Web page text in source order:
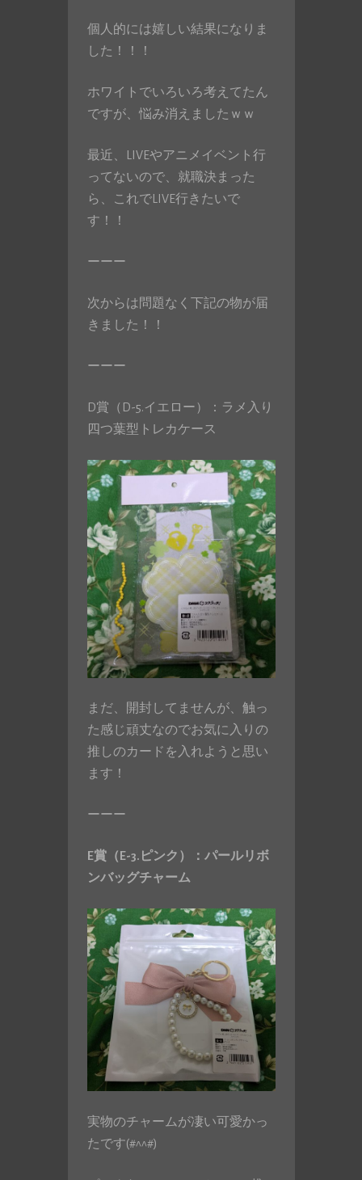
個人的には嬉しい結果になりま
した！！！
ホワイトでいろいろ考えてたん
ですが、悩み消えましたｗｗ
最近、LIVEやアニメイベント行
ってないので、就職決まった
ら、これでLIVE行きたいで
す！！
ーーー
次からは問題なく下記の物が届
きました！！
ーーー
D賞（D-5.イエロー）：ラメ入り
四つ葉型トレカケース
まだ、開封してませんが、触っ
た感じ頑丈なのでお気に入りの
推しのカードを入れようと思い
ます！
ーーー
E賞（E-3.ピンク）：パールリボ
ンバッグチャーム
実物のチャームが凄い可愛かっ
たです(#^^#)